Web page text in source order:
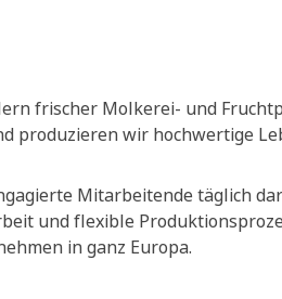
frischer Molkerei- und
produzieren wir hochwertige
Mitarbeitende täglich
und flexible
in ganz Europa.